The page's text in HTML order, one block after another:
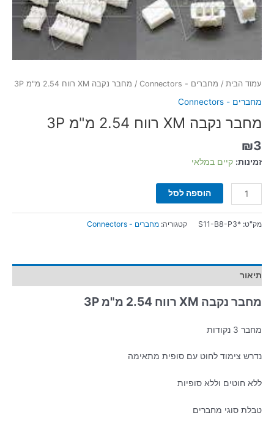
עמוד הבית / מחברים - Connectors / מחבר נקבה XM רווח 2.54 מ"מ 3P
מחברים - Connectors
מחבר נקבה XM רווח 2.54 מ"מ 3P
₪3
זמינות: קיים במלאי
הוספה לסל
מק"ט: *S11-B8-P3 קטגוריה: מחברים - Connectors
תיאור
מחבר נקבה XM רווח 2.54 מ"מ 3P
מחבר 3 נקודות
נדרש צימוד לחוט עם סופית מתאימה
ללא חוטים וללא סופיות
טבלת סוגי מחברים